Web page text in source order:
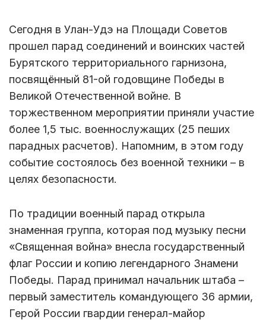
Сегодня в Улан-Удэ на Площади Советов
прошел парад соединений и воинских частей
Бурятского территориального гарнизона,
посвящённый 81-ой годовщине Победы в
Великой Отечественной войне. В
торжественном мероприятии приняли участие
более 1,5 тыс. военнослужащих (25 пеших
парадных расчетов). Напомним, в этом году
событие состоялось без военной техники – в
целях безопасности.
По традиции военный парад открыла
знаменная группа, которая под музыку песни
«Священная война» внесла государственный
флаг России и копию легендарного Знамени
Победы. Парад принимал начальник штаба –
первый заместитель командующего 36 армии,
Герой России гвардии генерал-майор